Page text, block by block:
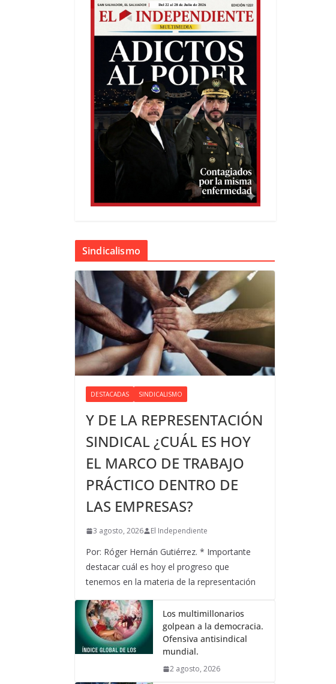
Sindicalismo
DESTACADAS SINDICALISMO
Y DE LA REPRESENTACIÓN
SINDICAL ¿CUÁL ES HOY
EL MARCO DE TRABAJO
PRÁCTICO DENTRO DE
LAS EMPRESAS?
3 agosto, 2026 El Independiente
Por: Róger Hernán Gutiérrez. * Importante
destacar cuál es hoy el progreso que
tenemos en la materia de la representación
Los multimillonarios
golpean a la democracia.
Ofensiva antisindical
mundial.
2 agosto, 2026